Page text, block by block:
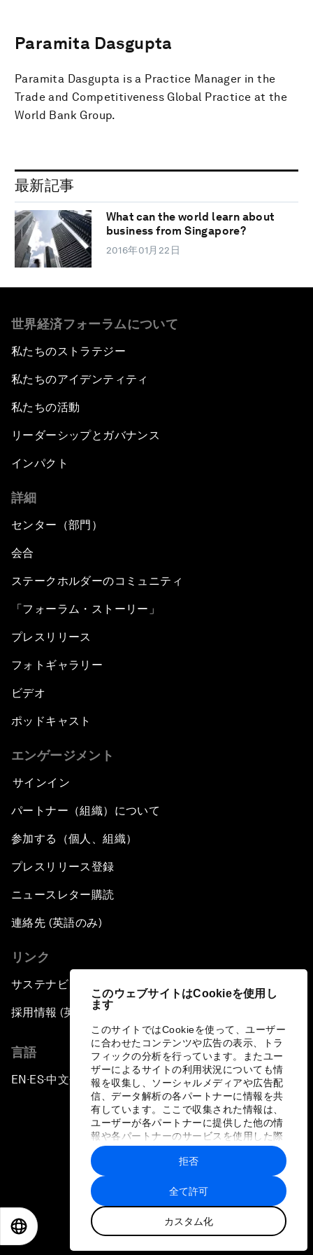
このウェブサイトはCookieを使用し
ます
このサイトではCookieを使って、ユーザー
に合わせたコンテンツや広告の表示、トラ
フィックの分析を行っています。またユー
ザーによるサイトの利用状況についても情
報を収集し、ソーシャルメディアや広告配
信、データ解析の各パートナーに情報を共
有しています。ここで収集された情報は、
ユーザーが各パートナーに提供した他の情
報や各パートナーのサービスを使用した際
に収集された情報と組み合わされ、各パー
トナーによって使用されることがありま
す。
全て許可
カスタム化
拒否
Paramita Dasgupta
Paramita Dasgupta is a Practice Manager in the
Trade and Competitiveness Global Practice at the
World Bank Group.
最新記事
What can the world learn about
business from Singapore?
2016年01月22日
世界経済フォーラムについて
私たちのストラテジー
私たちのアイデンティティ
私たちの活動
リーダーシップとガバナンス
インパクト
詳細
センター（部門）
会合
ステークホルダーのコミュニティ
「フォーラム・ストーリー」
プレスリリース
フォトギャラリー
ビデオ
ポッドキャスト
エンゲージメント
サインイン
パートナー（組織）について
参加する（個人、組織）
プレスリリース登録
ニュースレター購読
連絡先 (英語のみ)
リンク
サステナビリティへの取り組み
採用情報 (英語のみ)
言語
EN ▪ES▪中文▪ 日本語
プライバシーポリシーと利用規約
サイトマップ
©
世界経済フォーラム